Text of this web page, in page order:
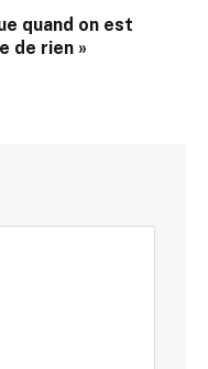
quand on est
de rien »